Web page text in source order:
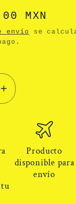
MXN
envío
se
Aumentar
cantidad
retráctil
Eagle
Catch
EC6020-
Producto
disponible para
envío